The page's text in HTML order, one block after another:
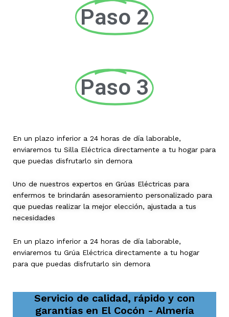
Paso 2
Paso 3
En un plazo inferior a 24 horas de día laborable,
enviaremos tu Silla Eléctrica directamente a tu hogar para
que puedas disfrutarlo sin demora
Uno de nuestros expertos en Grúas Eléctricas para
enfermos te brindarán asesoramiento personalizado para
que puedas realizar la mejor elección, ajustada a tus
necesidades
En un plazo inferior a 24 horas de día laborable,
enviaremos tu Grúa Eléctrica directamente a tu hogar
para que puedas disfrutarlo sin demora
Servicio de calidad, rápido y con
garantías en El Cocón - Almería